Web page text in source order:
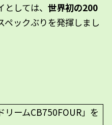
としては、世界初の200
ペックぶりを発揮しまし